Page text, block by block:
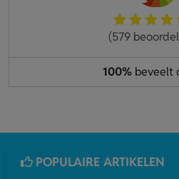
(579
100%beveelt
POPULAIRE ARTIKELEN